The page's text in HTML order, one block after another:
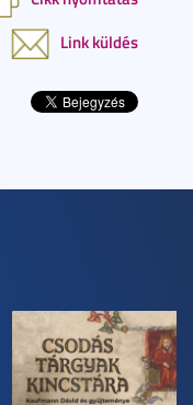
Link küldés